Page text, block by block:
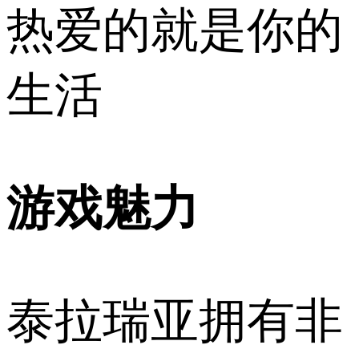
热爱的就是你的
生活
游戏魅力
泰拉瑞亚拥有非